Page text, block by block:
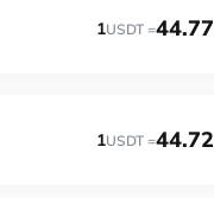
1USDT =44.77
1USDT =44.72